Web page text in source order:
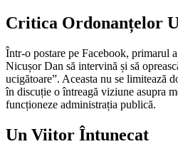
Critica Ordonanțelor
Într-o postare pe Facebook, primarul
Nicușor Dan să intervină și să
ucigătoare”. Aceasta nu se limitează
în discuție o întreagă viziune asupra
funcționeze administrația publică.
Un Viitor Întunecat